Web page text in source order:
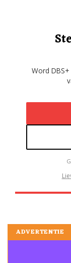
Word
ADVERTENTIE